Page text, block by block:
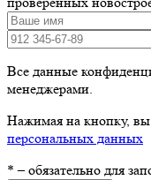
Все данные
менеджерами.
Нажимая на кнопку, вы
персональных данных
* – обязательно для